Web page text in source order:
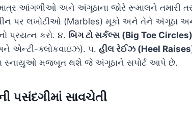
માત્ર આંગળીઓ અને અંગૂઠાના જોરે રૂમાલને તમારી
પર લખોટીઓ (Marbles) મૂકો અને તેને અંગૂઠા
પ્રયત્ન કરો. ૪. બિગ ટો સર્કલ્સ (Big Toe
એન્ટી-ક્લોકવાઇઝ). ૫. હીલ રેઈઝ (Heel
સ્નાયુઓ મજબૂત થશે જે અંગૂઠાને સપોર્ટ આપે છે.
પસંદગીમાં સાવચેતી